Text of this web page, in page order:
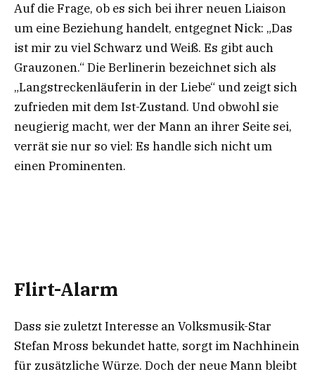
Auf die Frage, ob es sich bei ihrer neuen Liaison
um eine Beziehung handelt, entgegnet Nick: „Das
ist mir zu viel Schwarz und Weiß. Es gibt auch
Grauzonen.“ Die Berlinerin bezeichnet sich als
„Langstreckenläuferin in der Liebe“ und zeigt sich
zufrieden mit dem Ist-Zustand. Und obwohl sie
neugierig macht, wer der Mann an ihrer Seite sei,
verrät sie nur so viel: Es handle sich nicht um
einen Prominenten.
Flirt-Alarm
Dass sie zuletzt Interesse an Volksmusik-Star
Stefan Mross bekundet hatte, sorgt im Nachhinein
für zusätzliche Würze. Doch der neue Mann bleibt